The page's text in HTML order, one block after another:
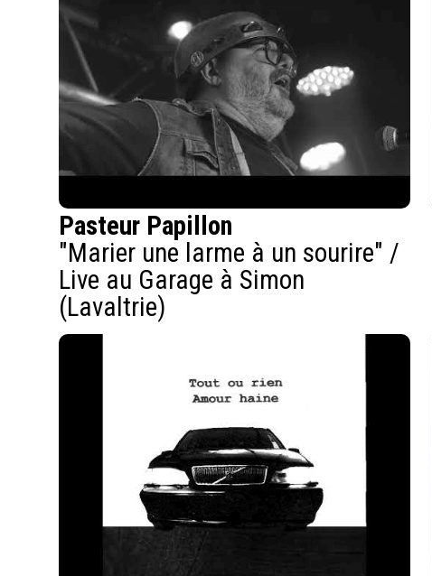
Pasteur Papillon
"Marier une larme à un sourire" /
Live au Garage à Simon
(Lavaltrie)